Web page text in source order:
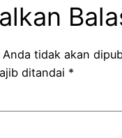
Anda tidak akan
ditandai *